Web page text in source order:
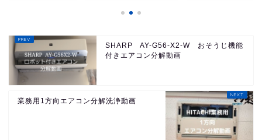
SHARP AY-G56-X2-W おそうじ機能
付きエアコン分解動画
業務用1方向エアコン分解洗浄動画